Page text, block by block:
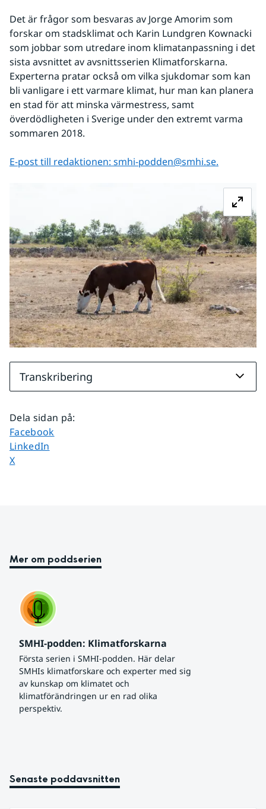
Det är frågor som besvaras av Jorge Amorim som
forskar om stadsklimat och Karin Lundgren Kownacki
som jobbar som utredare inom klimatanpassning i det
sista avsnittet av avsnittsserien Klimatforskarna.
Experterna pratar också om vilka sjukdomar som kan
bli vanligare i ett varmare klimat, hur man kan planera
en stad för att minska värmestress, samt
överdödligheten i Sverige under den extremt varma
sommaren 2018.
E-post till redaktionen: smhi-podden@smhi.se.
Transkribering
Dela sidan på:
Dela sidan på
Facebook
Dela sidan på
LinkedIn
Dela sidan på
X
Mer om poddserien
SMHI-podden: Klimatforskarna
Första serien i SMHI-podden. Här delar
SMHIs klimatforskare och experter med sig
av kunskap om klimatet och
klimatförändringen ur en rad olika
perspektiv.
Senaste poddavsnitten